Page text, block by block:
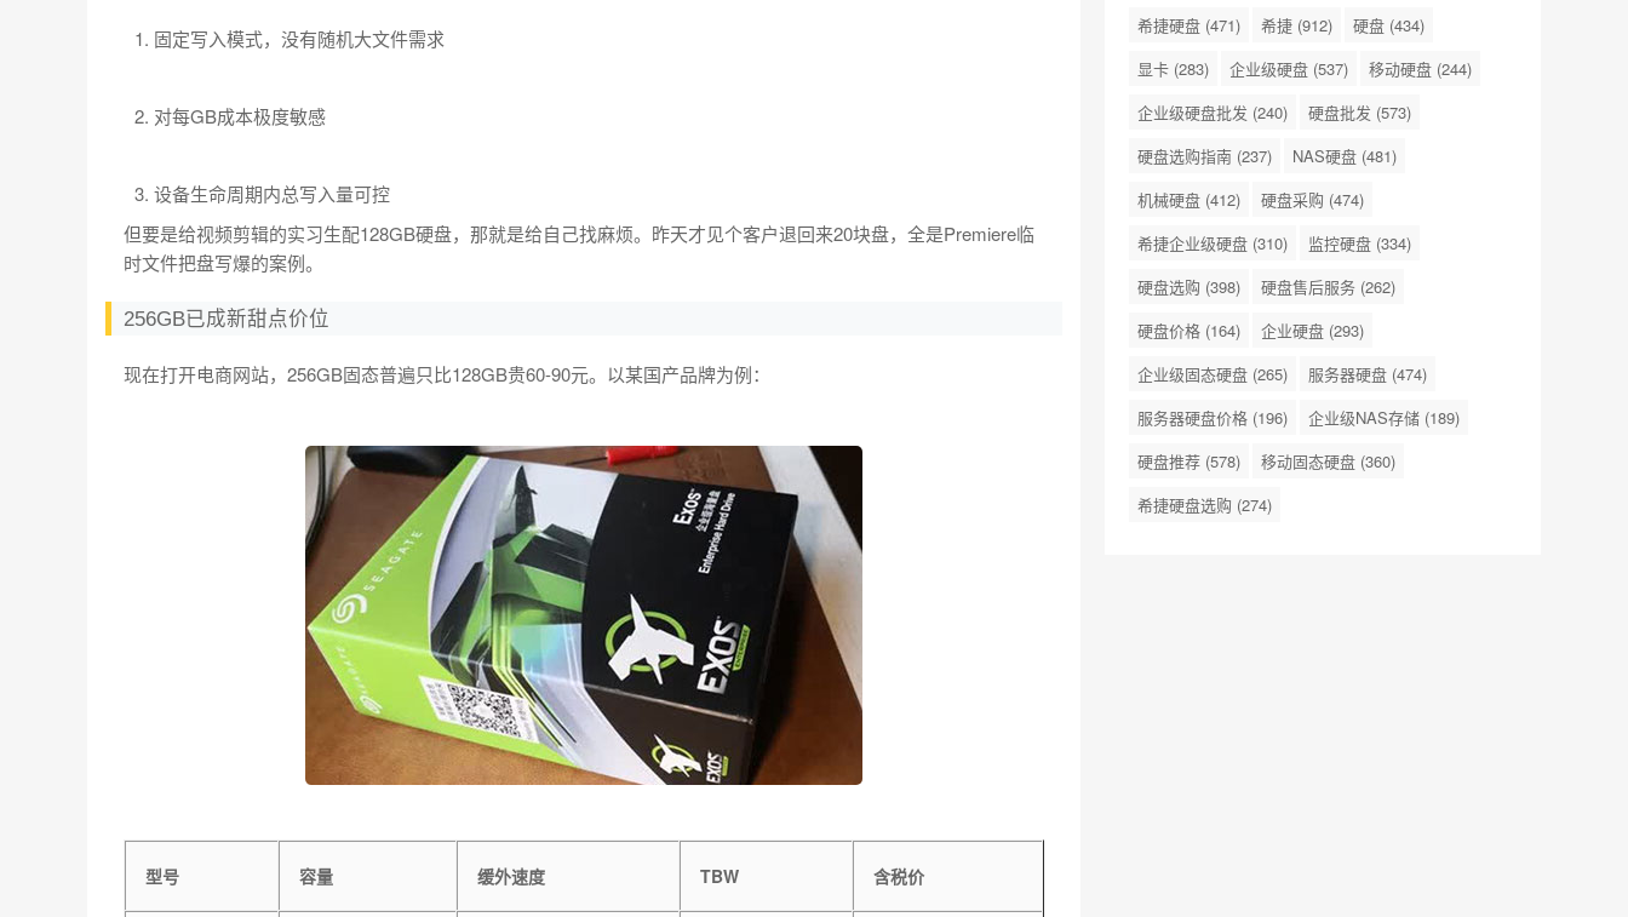
固定写入模式，没有随机大文件需求
对每GB成本极度敏感
设备生命周期内总写入量可控
但要是给视频剪辑的实习生配128GB硬盘，那就是给自己找麻烦。昨天才见个客户退回来20块盘，全是Premiere临
时文件把盘写爆的案例。
256GB已成新甜点价位
现在打开电商网站，256GB固态普遍只比128GB贵60-90元。以某国产品牌为例：
型号 容量 缓外速度 TBW 含税价
希捷硬盘 (471) 希捷 (912) 硬盘 (434)
显卡 (283) 企业级硬盘 (537) 移动硬盘 (244)
企业级硬盘批发 (240) 硬盘批发 (573)
硬盘选购指南 (237) NAS硬盘 (481)
机械硬盘 (412) 硬盘采购 (474)
希捷企业级硬盘 (310) 监控硬盘 (334)
硬盘选购 (398) 硬盘售后服务 (262)
硬盘价格 (164) 企业硬盘 (293)
企业级固态硬盘 (265) 服务器硬盘 (474)
服务器硬盘价格 (196) 企业级NAS存储 (189)
硬盘推荐 (578) 移动固态硬盘 (360)
希捷硬盘选购 (274)